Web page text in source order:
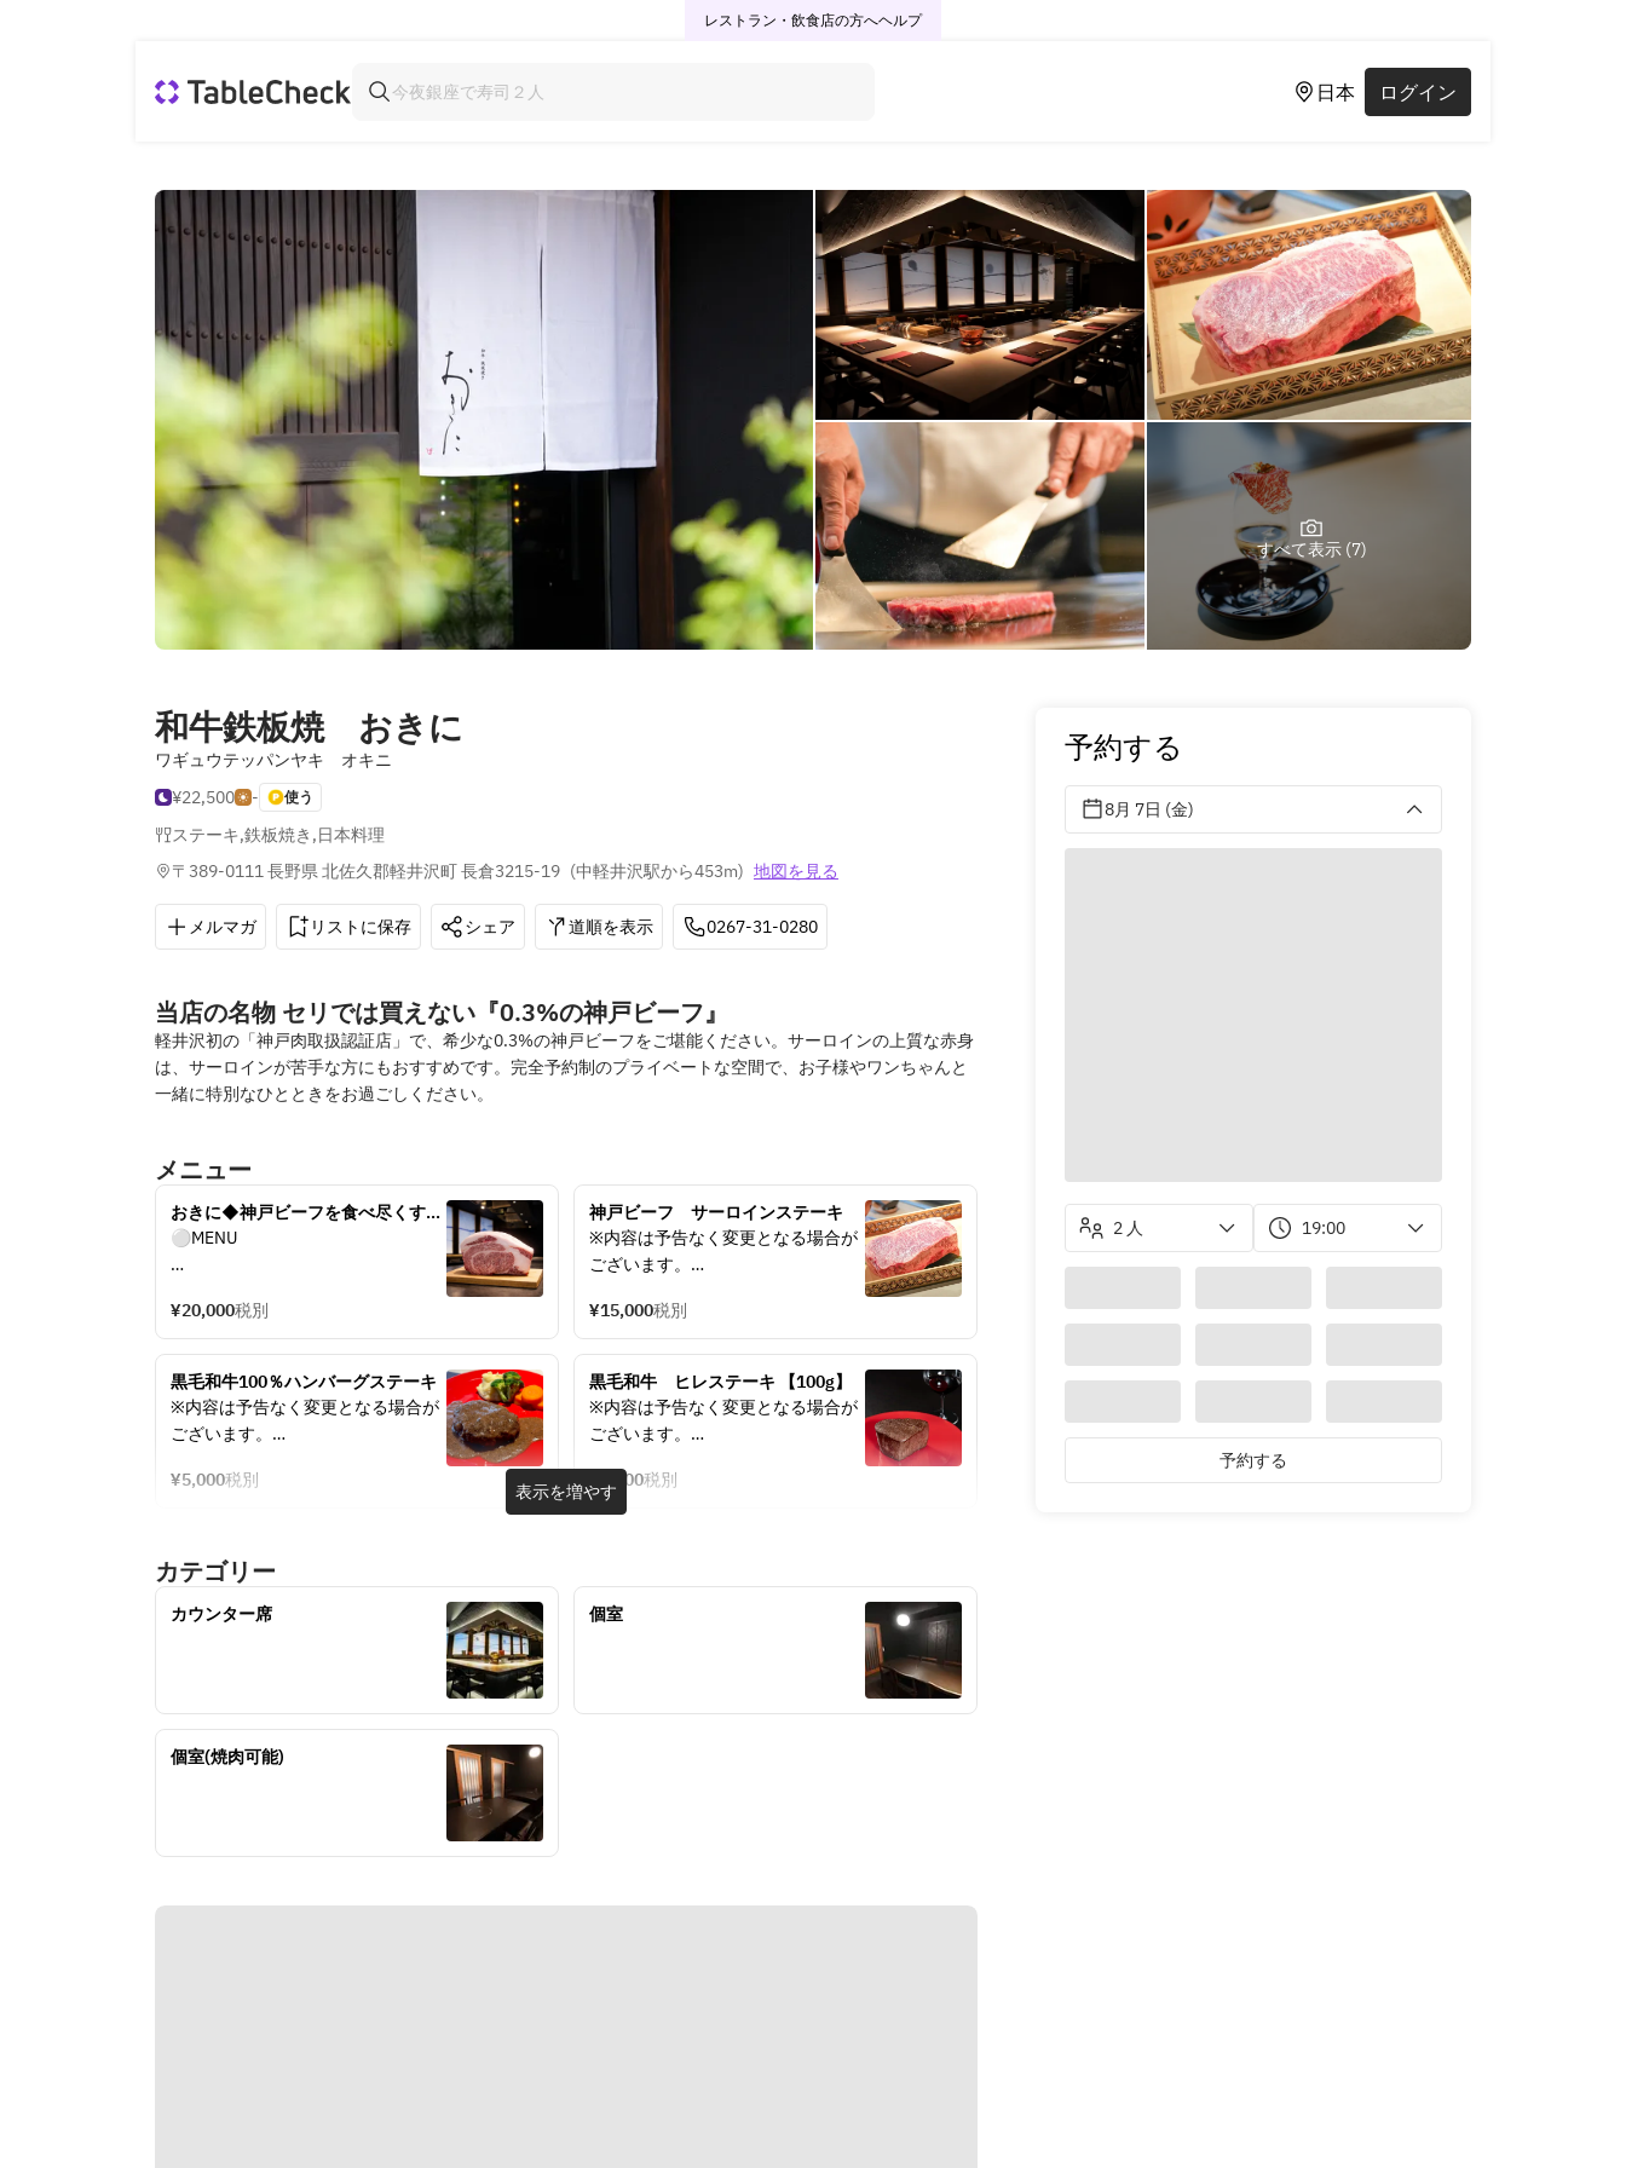
レストラン・飲食店の方へヘルプ
日本 ログイン
すべて表示 (7)
和牛鉄板焼 おきに
ワギュウテッパンヤキ オキニ
¥22,500
- 使う
ステーキ,鉄板焼き ,日本料理
〒389-0111 長野県 北佐久郡軽井沢町 長倉3215-19 (中軽井沢駅から453m) 地図を見る
メルマガ リストに保存 シェア 道順を表示 0267-31-0280
当店の名物 セリでは買えない『0.3%の神戸ビーフ』
軽井沢初の「神戸肉取扱認証店」で、希少な0.3%の神戸ビーフをご堪能ください。サーロインの上質な赤身
は、サーロインが苦手な方にもおすすめです。完全予約制のプライベートな空間で、お子様やワンちゃんと
一緒に特別なひとときをお過ごしください。
メニュー
おきに◆神戸ビーフを食べ尽くす豪
華な全7品を愉しむ
⚪︎MENU
神戸ビーフ　握り寿司
神戸ビーフ　出汁しゃぶしゃぶ
季節野菜のサラダ
特選黒毛和牛　ヒレ100g
焼き野菜とニンニクチップ
食事-三種類からお選びいただけま
す-
飯　+700円
・ちりめん山椒と大葉のガーリック
ライス　+1200円
¥20,000税別
神戸ビーフ　サーロインステーキ
※内容は予告なく変更となる場合が
ございます。
◯MENU
0.3％の神戸ビーフ　サーロインス
テーキ
サラダ
ライス
シャーベット
【0.3％の神戸ビーフとは】
年間約6,000頭の神戸ビーフが国内
将来性を危惧し当店専属のバイヤー
これが当店の名物【0.3％の神戸ビ
¥15,000税別
黒毛和牛100％ハンバーグステーキ
※内容は予告なく変更となる場合が
ございます。
◯MENU
サラダ
ライス
味噌汁
¥5,000税別
黒毛和牛　ヒレステーキ 【100g】
※内容は予告なく変更となる場合が
ございます。
◯MENU
黒毛和牛　ヒレステーキ 100g
味噌汁
シャーベット
¥8,000税別
表示を増やす
カテゴリー
カウンター席 個室
個室(焼肉可能)
予約する
8月 7日 (金)
2 人 19:00
予約する